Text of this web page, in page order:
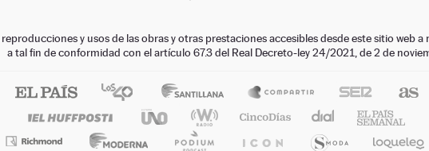
reproducciones y usos de las obras y otras prestaciones accesibles desde este sitio
a tal fin de conformidad con el artículo 67.3 del Real Decreto-ley 24/2021, de 2 de